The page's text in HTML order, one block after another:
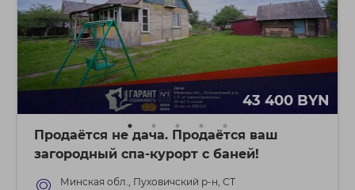
43 400 BYN
Продаётся не дача. Продаётся ваш
загородный спа-курорт с баней!
Минская обл., Пуховичский р-н, СТ